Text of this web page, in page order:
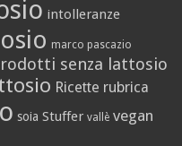
intolleranze
marco pascazio
senza lattosio
Ricette rubrica
soia Stuffer vallè vegan